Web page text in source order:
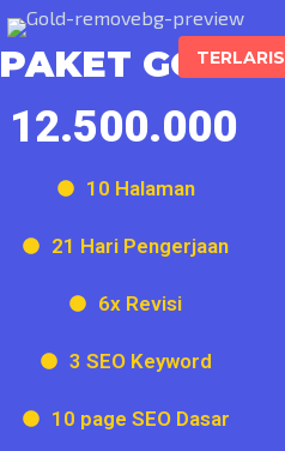
TERLARIS
PAKET GOLD
12.500.000
10 Halaman
21 Hari Pengerjaan
6x Revisi
3 SEO Keyword
10 page SEO Dasar